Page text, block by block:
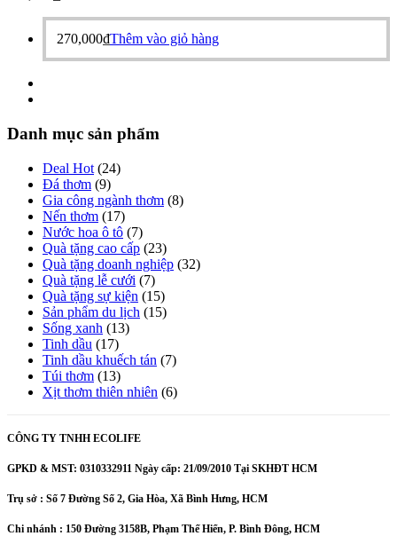
270,000₫Thêm vào giỏ hàng
Danh mục sản phẩm
Deal Hot (24)
Đá thơm (9)
Gia công ngành thơm (8)
Nến thơm (17)
Nước hoa ô tô (7)
Quà tặng cao cấp (23)
Quà tặng doanh nghiệp (32)
Quà tặng lễ cưới (7)
Quà tặng sự kiện (15)
Sản phẩm du lịch (15)
Sống xanh (13)
Tinh dầu (17)
Tinh dầu khuếch tán (7)
Túi thơm (13)
Xịt thơm thiên nhiên (6)
CÔNG TY TNHH ECOLIFE
GPKD & MST: 0310332911 Ngày cấp: 21/09/2010 Tại SKHĐT HCM
Trụ sở : Số 7 Đường Số 2, Gia Hòa, Xã Bình Hưng, HCM
Chi nhánh : 150 Đường 3158B, Phạm Thế Hiển, P. Bình Đông, HCM